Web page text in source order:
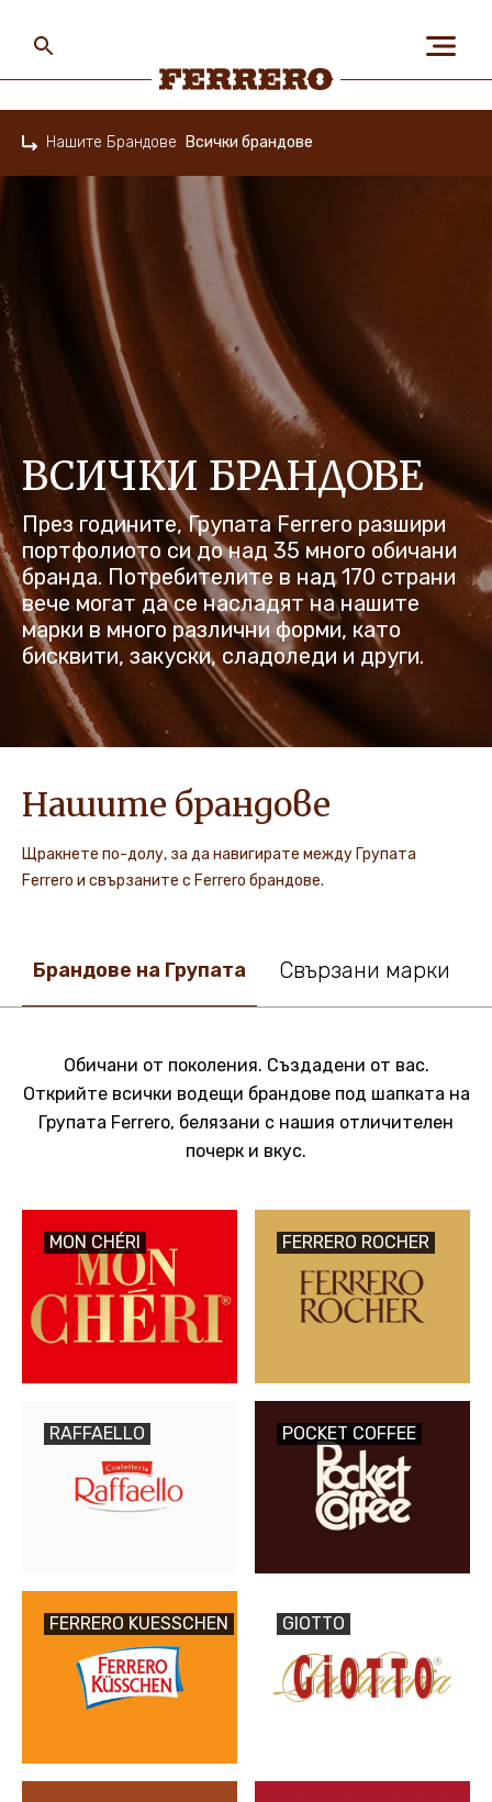
ЗА НАС
ХОРАТА & ПЛАНЕТАТА
НАШИТЕ БРАНДОВЕ
КАРИЕРИ
НОВИНИ И ИСТОРИИ
main
content
Нашите Брандове Всички брандове
ВСИЧКИ БРАНДОВЕ
През годините, Групата Ferrero разшири
портфолиото си до над 35 много обичани
бранда. Потребителите в над 170 страни
вече могат да се насладят на нашите
марки в много различни форми, като
бисквити, закуски, сладоледи и други.
Нашите брандове
Щракнете по-долу, за да навигирате между Групата
Ferrero и свързаните с Ferrero брандове.
Брандове на Групата Свързани марки
Обичани от поколения. Създадени от вас.
Открийте всички водещи брандове под шапката на
Групата Ferrero, белязани с нашия отличителен
почерк и вкус.
MON CHÉRI FERRERO ROCHER
RAFFAELLO POCKET COFFEE
FERRERO KUESSCHEN GIOTTO